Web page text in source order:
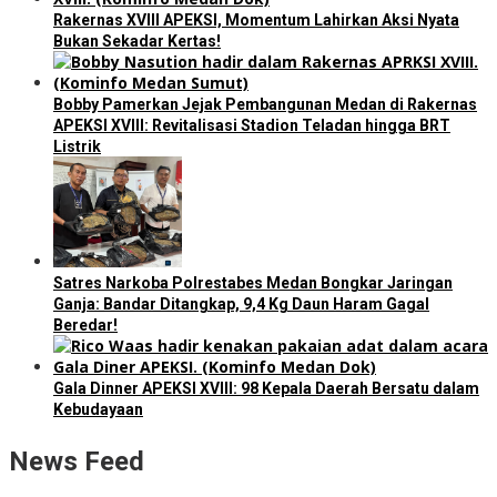
Rakernas XVIII APEKSI, Momentum Lahirkan Aksi Nyata
Bukan Sekadar Kertas!
Bobby Pamerkan Jejak Pembangunan Medan di Rakernas
APEKSI XVIII: Revitalisasi Stadion Teladan hingga BRT
Listrik
Satres Narkoba Polrestabes Medan Bongkar Jaringan
Ganja: Bandar Ditangkap, 9,4 Kg Daun Haram Gagal
Beredar!
Gala Dinner APEKSI XVIII: 98 Kepala Daerah Bersatu dalam
Kebudayaan
News Feed